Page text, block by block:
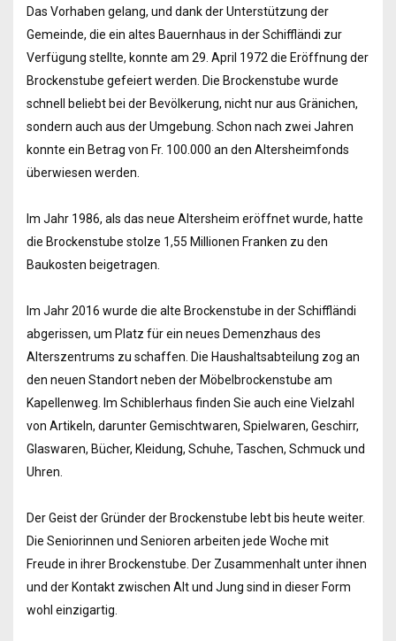
Das Vorhaben gelang, und dank der Unterstützung der
Gemeinde, die ein altes Bauernhaus in der Schiffländi zur
Verfügung stellte, konnte am 29. April 1972 die Eröffnung der
Brockenstube gefeiert werden. Die Brockenstube wurde
schnell beliebt bei der Bevölkerung, nicht nur aus Gränichen,
sondern auch aus der Umgebung. Schon nach zwei Jahren
konnte ein Betrag von Fr. 100.000 an den Altersheimfonds
überwiesen werden.
Im Jahr 1986, als das neue Altersheim eröffnet wurde, hatte
die Brockenstube stolze 1,55 Millionen Franken zu den
Baukosten beigetragen.
Im Jahr 2016 wurde die alte Brockenstube in der Schiffländi
abgerissen, um Platz für ein neues Demenzhaus des
Alterszentrums zu schaffen. Die Haushaltsabteilung zog an
den neuen Standort neben der Möbelbrockenstube am
Kapellenweg. Im Schiblerhaus finden Sie auch eine Vielzahl
von Artikeln, darunter Gemischtwaren, Spielwaren, Geschirr,
Glaswaren, Bücher, Kleidung, Schuhe, Taschen, Schmuck und
Uhren.
Der Geist der Gründer der Brockenstube lebt bis heute weiter.
Die Seniorinnen und Senioren arbeiten jede Woche mit
Freude in ihrer Brockenstube. Der Zusammenhalt unter ihnen
und der Kontakt zwischen Alt und Jung sind in dieser Form
wohl einzigartig.